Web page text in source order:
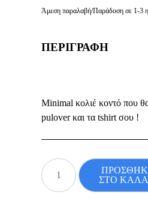
Άμεση παραλαβή/Παράδοση σε 1-3
ΠΕΡΙΓΡΑΦΗ
Minimal κολιέ κοντό που
pulover και τα tshirt σου !
minimal
κοντό
κολιέ
ΣΤΟ